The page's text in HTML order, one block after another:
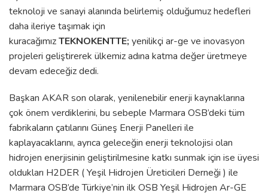
teknoloji ve sanayi alanında belirlemiş olduğumuz hedefleri
daha ileriye taşımak için
kuracağımızTEKNOKENTTE; yenilikçi ar-ge ve inovasyon
projeleri geliştirerek ülkemiz adına katma değer üretmeye
devam edeceğiz dedi.
Başkan AKAR son olarak, yenilenebilir enerji kaynaklarına
çok önem verdiklerini, bu sebeple Marmara OSB’deki tüm
fabrikaların çatılarını Güneş Enerji Panelleri ile
kaplayacaklarını, ayrıca geleceğin enerji teknolojisi olan
hidrojen enerjisinin geliştirilmesine katkı sunmak için ise üyesi
oldukları H2DER ( Yeşil Hidrojen Üreticileri Derneği ) ile
Marmara OSB’de Türkiye’nin ilk OSB Yeşil Hidrojen Ar-GE